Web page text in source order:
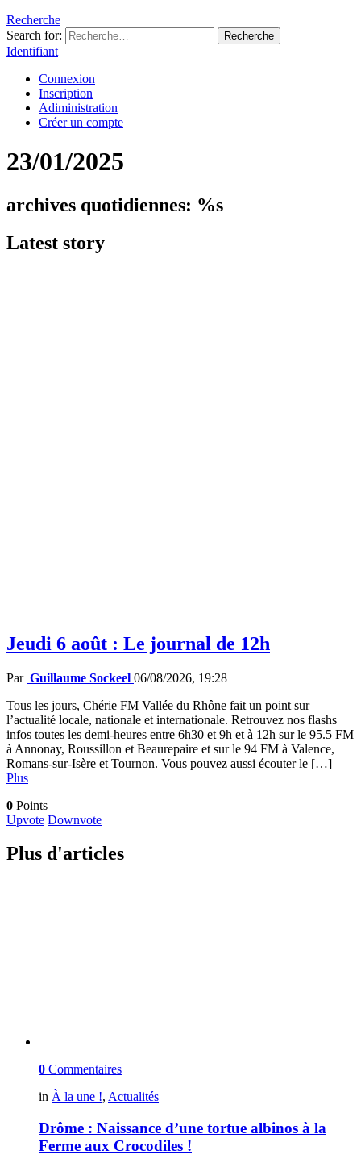
Recherche
Search for:
Recherche
Identifiant
Connexion
Inscription
Adiministration
Créer un compte
23/01/2025
archives quotidiennes: %s
Latest story
Jeudi 6 août : Le journal de 12h
Par Guillaume Sockeel 06/08/2026, 19:28
Tous les jours, Chérie FM Vallée du Rhône fait un point sur
l’actualité locale, nationale et internationale. Retrouvez nos flashs
infos toutes les demi-heures entre 6h30 et 9h et à 12h sur le 95.5 FM
à Annonay, Roussillon et Beaurepaire et sur le 94 FM à Valence,
Romans-sur-Isère et Tournon. Vous pouvez aussi écouter le […]
Plus
0 Points
Upvote Downvote
Plus d'articles
0 Commentaires
in À la une !, Actualités
Drôme : Naissance d’une tortue albinos à la
Ferme aux Crocodiles !